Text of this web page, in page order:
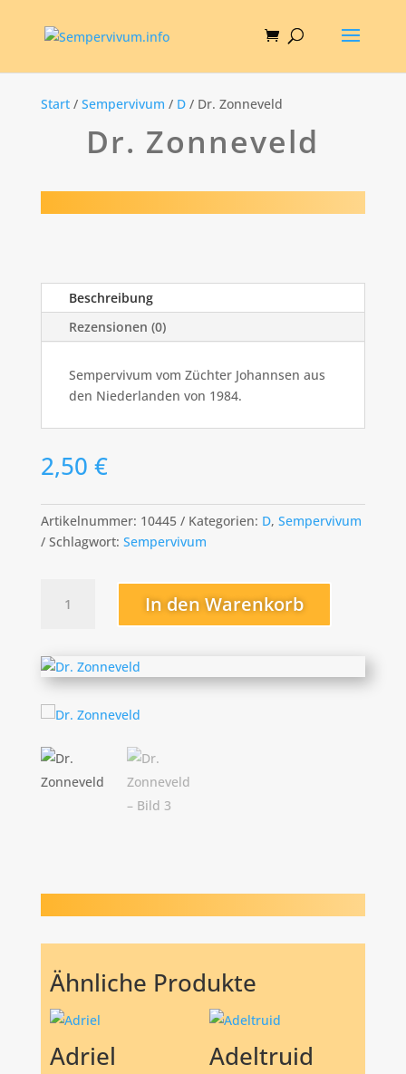
Start/ Sempervivum / D/ Dr. Zonneveld
Dr. Zonneveld
Beschreibung
Rezensionen (0)
Sempervivum vom Züchter Johannsen aus
den Niederlanden von 1984.
2,50 €
Artikelnummer: 10445 Kategorien: D, Sempervivum
Schlagwort: Sempervivum
Zonneveld
In den Warenkorb
Ähnliche Produkte
Adriel Adeltruid